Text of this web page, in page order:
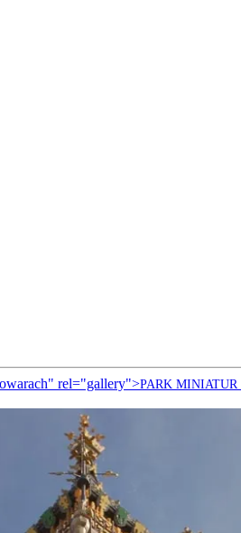
rel="gallery">PARK MINIATUR